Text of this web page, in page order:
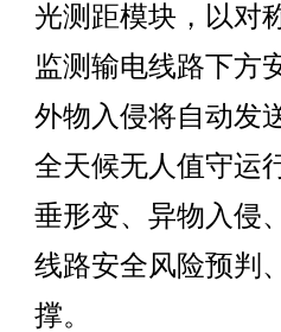
光测距模块，以对
监测输电线路下方
外物入侵将自动发
全天候无人值守运
垂形变、异物入侵
线路安全风险预判
撑。